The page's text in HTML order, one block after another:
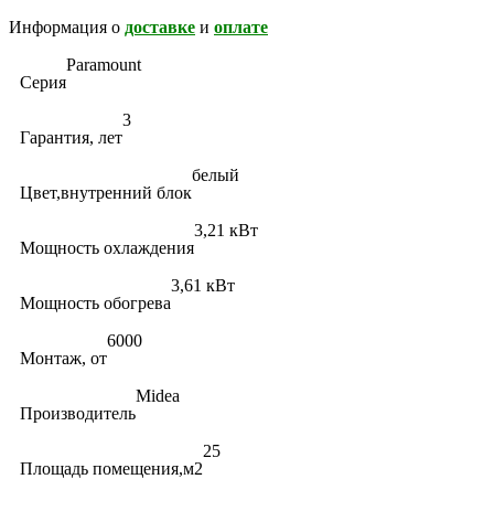
Информация о доставке и оплате
Серия
Paramount
Гарантия, лет
3
Цвет,внутренний блок
белый
Мощность охлаждения
3,21 кВт
Мощность обогрева
3,61 кВт
Монтаж, от
6000
Производитель
Midea
Площадь помещения,м2
25